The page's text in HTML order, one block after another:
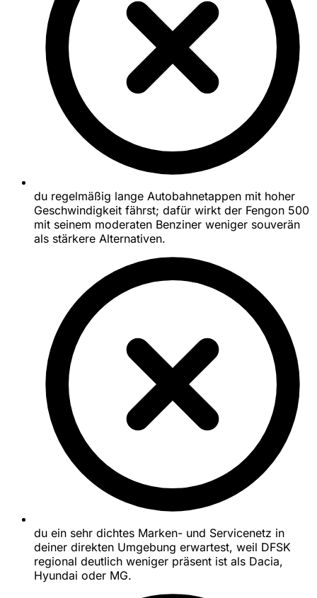
du regelmäßig lange Autobahnetappen mit hoher
Geschwindigkeit fährst; dafür wirkt der Fengon 500
mit seinem moderaten Benziner weniger souverän
als stärkere Alternativen.
du ein sehr dichtes Marken- und Servicenetz in
deiner direkten Umgebung erwartest, weil DFSK
regional deutlich weniger präsent ist als Dacia,
Hyundai oder MG.